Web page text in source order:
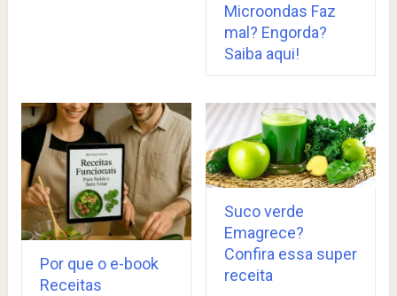
Microondas Faz
mal? Engorda?
Saiba aqui!
Por que o e-book
Receitas
Suco verde
Emagrece?
Confira essa super
receita